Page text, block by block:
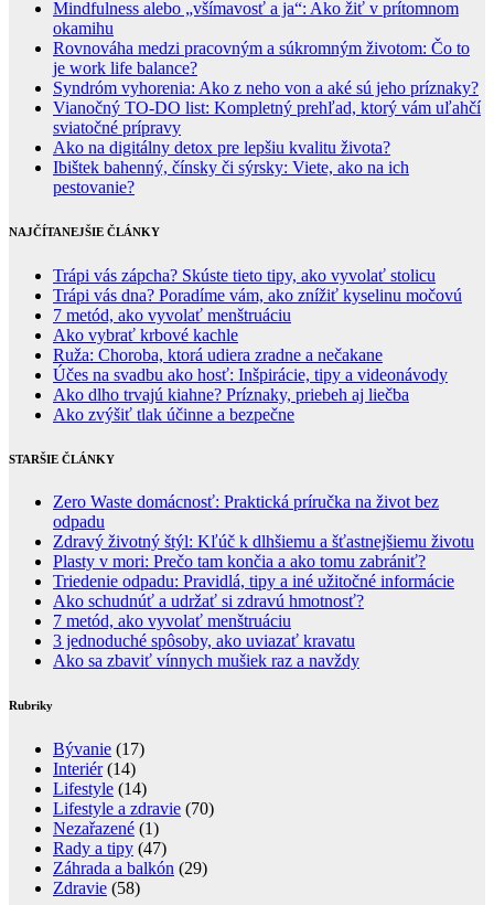
Mindfulness alebo „všímavosť a ja“: Ako žiť v prítomnom
okamihu
Rovnováha medzi pracovným a súkromným životom: Čo to
je work life balance?
Syndróm vyhorenia: Ako z neho von a aké sú jeho príznaky?
Vianočný TO-DO list: Kompletný prehľad, ktorý vám uľahčí
sviatočné prípravy
Ako na digitálny detox pre lepšiu kvalitu života?
Ibištek bahenný, čínsky či sýrsky: Viete, ako na ich
pestovanie?
NAJČÍTANEJŠIE ČLÁNKY
Trápi vás zápcha? Skúste tieto tipy, ako vyvolať stolicu
Trápi vás dna? Poradíme vám, ako znížiť kyselinu močovú
7 metód, ako vyvolať menštruáciu
Ako vybrať krbové kachle
Ruža: Choroba, ktorá udiera zradne a nečakane
Účes na svadbu ako hosť: Inšpirácie, tipy a videonávody
Ako dlho trvajú kiahne? Príznaky, priebeh aj liečba
Ako zvýšiť tlak účinne a bezpečne
STARŠIE ČLÁNKY
Zero Waste domácnosť: Praktická príručka na život bez
odpadu
Zdravý životný štýl: Kľúč k dlhšiemu a šťastnejšiemu životu
Plasty v mori: Prečo tam končia a ako tomu zabrániť?
Triedenie odpadu: Pravidlá, tipy a iné užitočné informácie
Ako schudnúť a udržať si zdravú hmotnosť?
7 metód, ako vyvolať menštruáciu
3 jednoduché spôsoby, ako uviazať kravatu
Ako sa zbaviť vínnych mušiek raz a navždy
Rubriky
Bývanie (17)
Interiér(14)
Lifestyle (14)
Lifestyle a zdravie (70)
Nezařazené (1)
Rady a tipy (47)
Záhrada a balkón (29)
Zdravie (58)